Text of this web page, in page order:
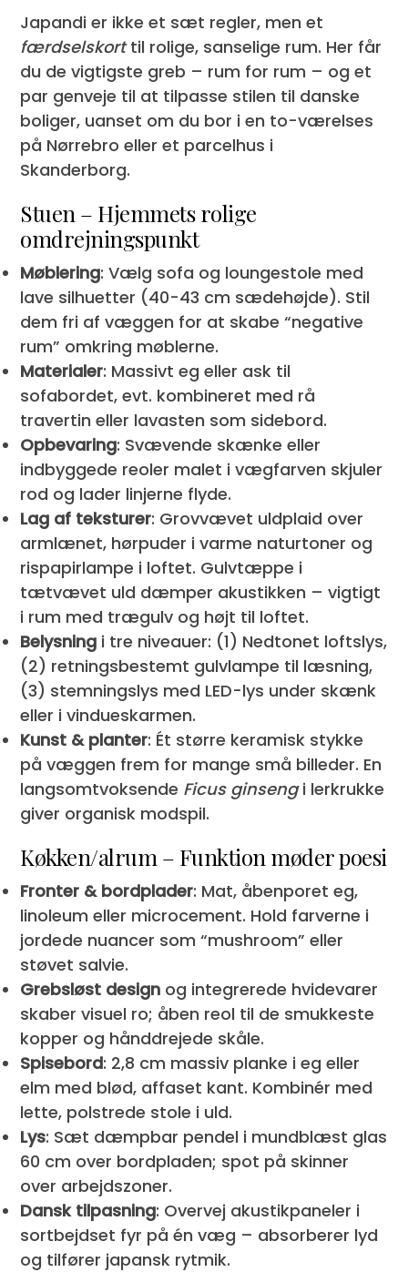
Japandi er ikke et sæt regler, men et
færdselskorttil rolige, sanselige rum. Her får
du de vigtigste greb – rum for rum – og et
par genveje til at tilpasse stilen til danske
boliger, uanset om du bor i en to-værelses
på Nørrebro eller et parcelhus i
Skanderborg.
Stuen – Hjemmets rolige
omdrejningspunkt
Møblering: Vælg sofa og loungestole med
lave silhuetter (40-43 cm sædehøjde). Stil
dem fri af væggen for at skabe “negative
rum” omkring møblerne.
Materialer: Massivt eg eller ask til
sofabordet, evt. kombineret med rå
travertin eller lavasten som sidebord.
Opbevaring: Svævende skænke eller
indbyggede reoler malet i vægfarven skjuler
rod og lader linjerne flyde.
Lag af teksturer: Grovvævet uldplaid over
armlænet, hørpuder i varme naturtoner og
rispapirlampe i loftet. Gulvtæppe i
tætvævet uld dæmper akustikken – vigtigt
i rum med trægulv og højt til loftet.
Belysning i tre niveauer: (1) Nedtonet loftslys,
(2) retningsbestemt gulvlampe til læsning,
(3) stemningslys med LED-lys under skænk
eller i vindueskarmen.
Kunst & planter: Ét større keramisk stykke
på væggen frem for mange små billeder. En
langsomtvoksende Ficus ginsengi lerkrukke
giver organisk modspil.
Køkken/alrum – Funktion møder poesi
Fronter & bordplader: Mat, åbenporet eg,
linoleum eller microcement. Hold farverne i
jordede nuancer som “mushroom” eller
støvet salvie.
Grebsløst design og integrerede hvidevarer
skaber visuel ro; åben reol til de smukkeste
kopper og hånddrejede skåle.
Spisebord: 2,8 cm massiv planke i eg eller
elm med blød, affaset kant. Kombinér med
lette, polstrede stole i uld.
Lys: Sæt dæmpbar pendel i mundblæst glas
60 cm over bordpladen; spot på skinner
over arbejdszoner.
Dansk tilpasning: Overvej akustikpaneler i
sortbejdset fyr på én væg – absorberer lyd
og tilfører japansk rytmik.